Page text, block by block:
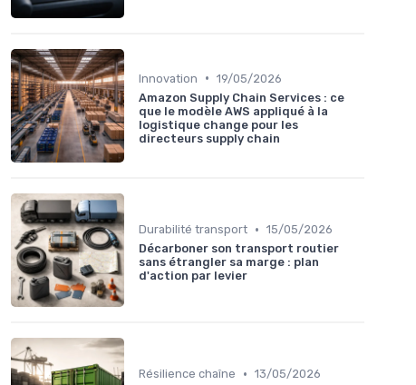
Innovation • 19/05/2026
Amazon Supply Chain Services : ce
que le modèle AWS appliqué à la
logistique change pour les
directeurs supply chain
Durabilité transport • 15/05/2026
Décarboner son transport routier
sans étrangler sa marge : plan
d'action par levier
Résilience chaîne • 13/05/2026